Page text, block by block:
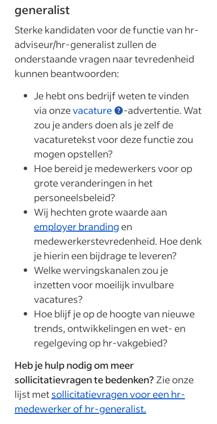
generalist
Sterke kandidaten voor de functie van hr-
adviseur/hr-generalist zullen de
onderstaande vragen naar tevredenheid
kunnen beantwoorden:
Je hebt ons bedrijf weten te vinden
via onzevacature
-advertentie. Wat
zou je anders doen als je zelf de
vacaturetekst voor deze functie zou
mogen opstellen?
Hoe bereid je medewerkers voor op
grote veranderingen in het
personeelsbeleid?
Wij hechten grote waarde aan
employer branding en
medewerkerstevredenheid. Hoe denk
je hierin een bijdrage te leveren?
Welke wervingskanalen zou je
inzetten voor moeilijk invulbare
vacatures?
Hoe blijf je op de hoogte van nieuwe
trends, ontwikkelingen en wet- en
regelgeving op hr-vakgebied?
Heb je hulp nodig om meer
sollicitatievragen te bedenken? Zie onze
lijst metsollicitatievragen voor een hr-
medewerker of hr-generalist.